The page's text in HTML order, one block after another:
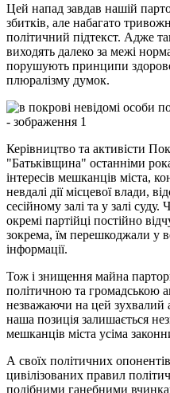
Цей напад завдав нашій
збитків, але набагато
політичний підтекст. Адже
виходять далеко за межі
порушують принципи
плюралізму думок.
Керівництво та активісти
"Батьківщина" останніми
інтересів мешканців міста,
невдалі дії місцевої влади,
сесійному залі та у залі суду.
окремі партійці постійно
зокрема, їм перешкоджали у
інформації.
Тож і знищення майна
політичною та громадською
незважаючи на цей зухвалий
наша позиція залишається
мешканців міста усіма
А своїх політичних
цивілізованих правил
подібними ганебними